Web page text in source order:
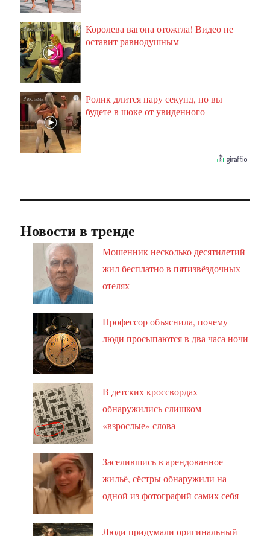
i
Королева вагона отожгла! Видео не
оставит равнодушным
i
Ролик длится пару секунд, но вы
будете в шоке от увиденного
Новости в тренде
Мошенник несколько десятилетий
жил бесплатно в пятизвёздочных
отелях
Профессор объяснила, почему
люди просыпаются в два часа ночи
В детских кроссвордах
обнаружились слишком
«взрослые» слова
Заселившись в арендованное
жильё, сёстры обнаружили на
одной из фотографий самих себя
Люди придумали оригинальный